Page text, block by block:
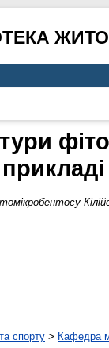
спорту > Кафедра